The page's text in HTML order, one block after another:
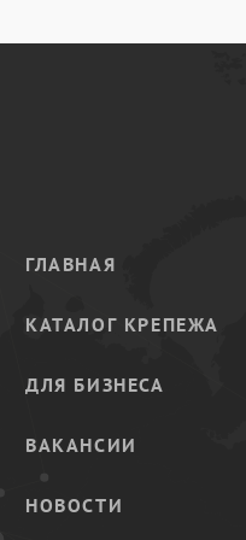
ГЛАВНАЯ
КАТАЛОГ КРЕПЕЖА
ДЛЯ БИЗНЕСА
ВАКАНСИИ
НОВОСТИ